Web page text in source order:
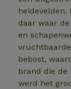
heidevelden.
daar waar
en
bebost,
brand die de
werd het